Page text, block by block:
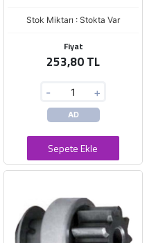
Stok Miktarı : Stokta Var
Fiyat
253,80 TL
- +
AD
Sepete Ekle